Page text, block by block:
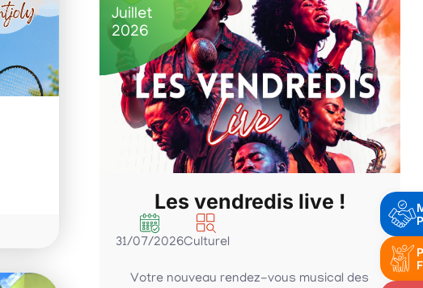
Juillet
2026
Les vendredis live !
31/07/2026Culturel
Votre nouveau rendez-vous musical des